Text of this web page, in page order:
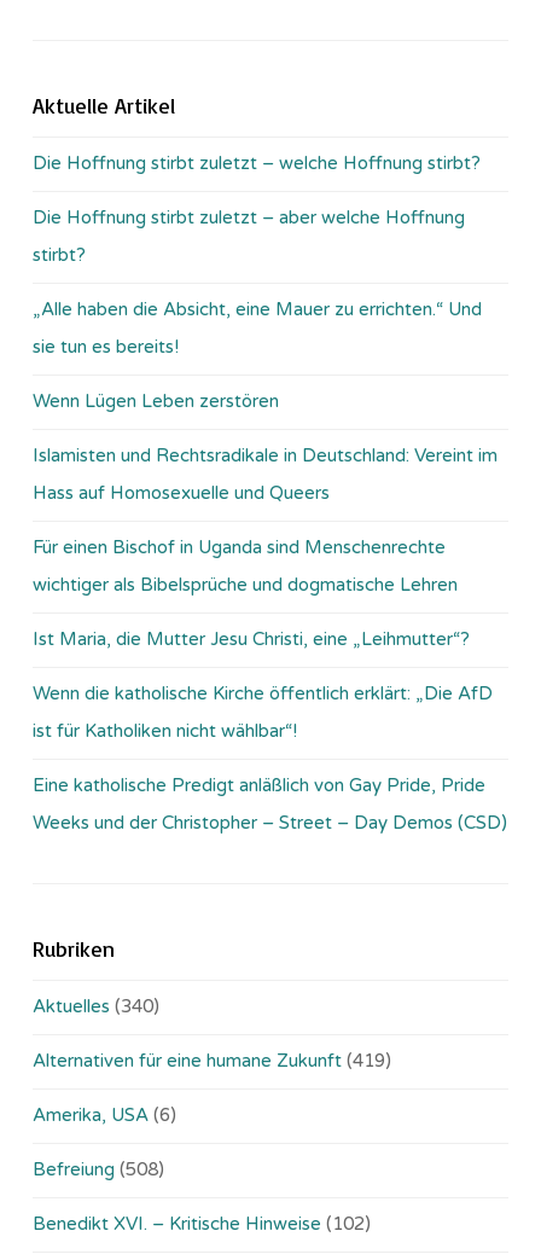
Aktuelle Artikel
Die Hoffnung stirbt zuletzt – welche Hoffnung stirbt?
Die Hoffnung stirbt zuletzt – aber welche Hoffnung
stirbt?
„Alle haben die Absicht, eine Mauer zu errichten.“ Und
sie tun es bereits!
Wenn Lügen Leben zerstören
Islamisten und Rechtsradikale in Deutschland: Vereint im
Hass auf Homosexuelle und Queers
Für einen Bischof in Uganda sind Menschenrechte
wichtiger als Bibelsprüche und dogmatische Lehren
Ist Maria, die Mutter Jesu Christi, eine „Leihmutter“?
Wenn die katholische Kirche öffentlich erklärt: „Die AfD
ist für Katholiken nicht wählbar“!
Eine katholische Predigt anläßlich von Gay Pride, Pride
Weeks und der Christopher – Street – Day Demos (CSD)
Rubriken
Aktuelles (340)
Alternativen für eine humane Zukunft (419)
Amerika, USA (6)
Befreiung (508)
Benedikt XVI. – Kritische Hinweise (102)